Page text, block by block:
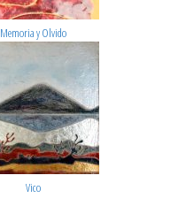
Memoria y Olvido
Vico